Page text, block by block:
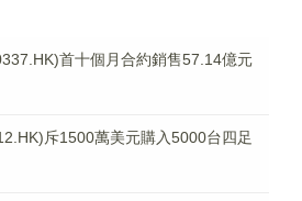
首十個月合約銷售57.14億元
斥1500萬美元購入5000台四足